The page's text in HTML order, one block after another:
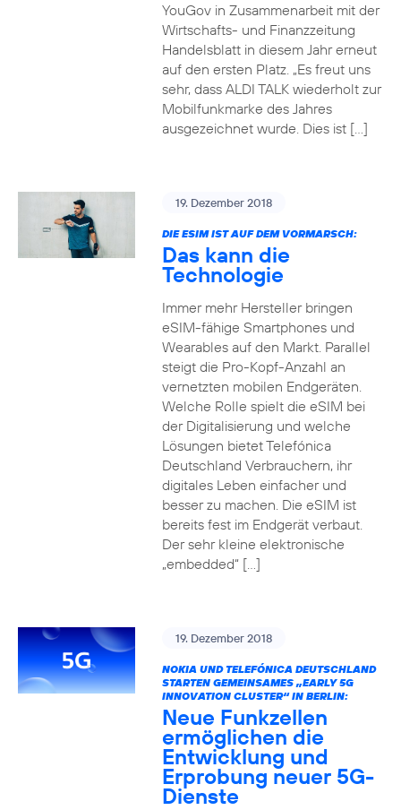
YouGov in Zusammenarbeit mit der
Wirtschafts- und Finanzzeitung
Handelsblatt in diesem Jahr erneut
auf den ersten Platz. „Es freut uns
sehr, dass ALDI TALK wiederholt zur
Mobilfunkmarke des Jahres
ausgezeichnet wurde. Dies ist […]
19. Dezember 2018
DIE ESIM IST AUF DEM VORMARSCH:
Das kann die
Technologie
Immer mehr Hersteller bringen
eSIM-fähige Smartphones und
Wearables auf den Markt. Parallel
steigt die Pro-Kopf-Anzahl an
vernetzten mobilen Endgeräten.
Welche Rolle spielt die eSIM bei
der Digitalisierung und welche
Lösungen bietet Telefónica
Deutschland Verbrauchern, ihr
digitales Leben einfacher und
besser zu machen. Die eSIM ist
bereits fest im Endgerät verbaut.
Der sehr kleine elektronische
„embedded“ […]
19. Dezember 2018
NOKIA UND TELEFÓNICA DEUTSCHLAND
STARTEN GEMEINSAMES „EARLY 5G
INNOVATION CLUSTER“ IN BERLIN:
Neue Funkzellen
ermöglichen die
Entwicklung und
Erprobung neuer 5G-
Dienste